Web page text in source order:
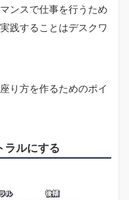
ンスで仕事を行うため
践することはデスクワ
り方を作るためのポイ
ラルにする